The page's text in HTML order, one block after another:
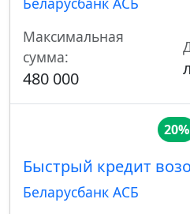
Максимальная
сумма:
480 000
20%
Быстрый кредит
Беларусбанк АСБ